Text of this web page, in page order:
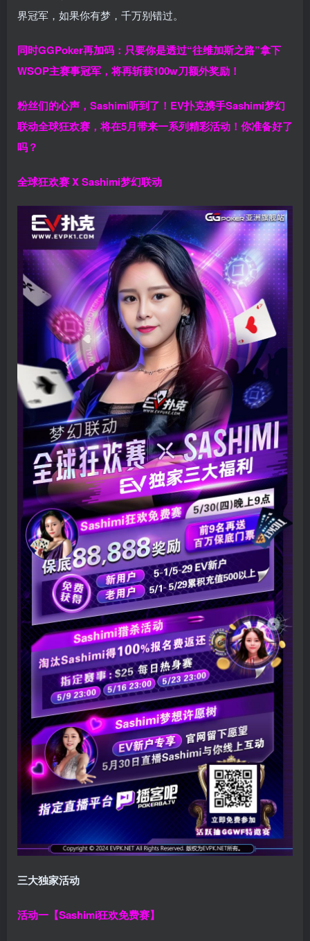
界冠军，如果你有梦，千万别错过。
同时GGPoker再加码：只要你是透过“往维加斯之路”拿下
WSOP主赛事冠军，将再斩获100w刀额外奖励！
粉丝们的心声，Sashimi听到了！EV扑克携手Sashimi梦幻
联动全球狂欢赛，将在5月带来一系列精彩活动！你准备好了
吗？
全球狂欢赛 X Sashimi梦幻联动
三大独家活动
活动一【Sashimi狂欢免费赛】